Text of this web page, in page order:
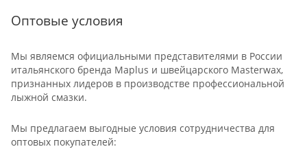
Оптовые условия
Мы являемся официальными представителями в России
итальянского бренда Maplus и швейцарского Masterwax,
признанных лидеров в производстве профессиональной
лыжной смазки.
Мы предлагаем выгодные условия сотрудничества для
оптовых покупателей: